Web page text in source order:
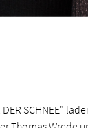
SCHNEE"